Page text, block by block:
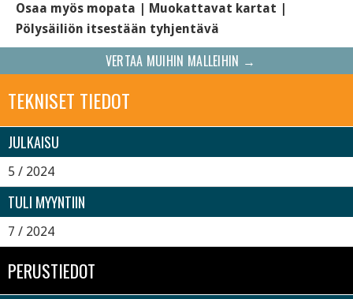
Osaa myös mopata | Muokattavat kartat |
Pölysäiliön itsestään tyhjentävä
VERTAA MUIHIN MALLEIHIN →
TEKNISET TIEDOT
JULKAISU
5 / 2024
TULI MYYNTIIN
7 / 2024
PERUSTIEDOT